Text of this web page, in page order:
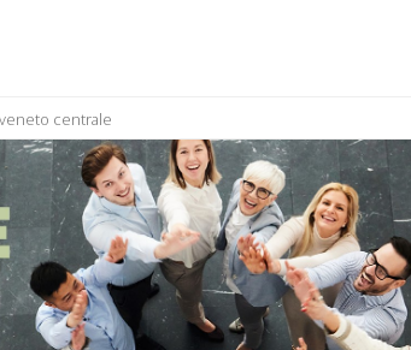
centrale